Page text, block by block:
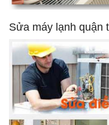
Sửa máy lạnh quận